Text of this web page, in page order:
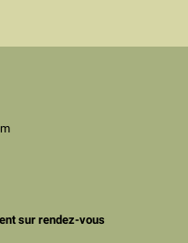
sur rendez-vous